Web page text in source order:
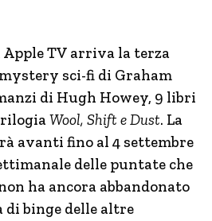
TV arriva la terza
sci-fi di Graham
di Hugh Howey, 9 libri
Wool, Shift e Dust. La
avanti fino al 4 settembre
delle puntate che
ha ancora abbandonato
di binge delle altre